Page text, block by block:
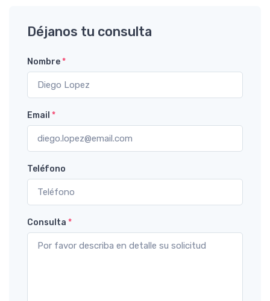
Déjanos tu consulta
Nombre*
Email *
Teléfono
Consulta *